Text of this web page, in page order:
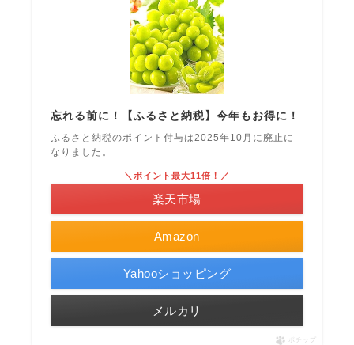
忘れる前に！【ふるさと納税】今年もお得に！
ふるさと納税のポイント付与は2025年10月に廃止に
なりました。
Amazon
＼ポイント最大11倍！／
楽天市場
Yahooショッピング
メルカリ
ポチップ